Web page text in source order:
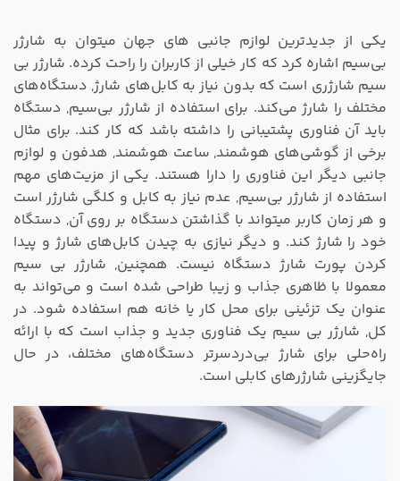
یکی از جدیدترین لوازم جانبی های جهان میتوان به شارژر
بی‌سیم اشاره کرد که کار خیلی از کاربران را راحت کرده. شارژر بی
سیم شارژری است که بدون نیاز به کابل‌های شارژ, دستگاه‌های
مختلف را شارژ می‌کند. برای استفاده از شارژر بی‌سیم, دستگاه
باید آن فناوری پشتیبانی را داشته باشد که کار کند. برای مثال
برخی از گوشی‌های هوشمند, ساعت هوشمند, هدفون و لوازم
جانبی دیگر این فناوری را دارا هستند. یکی از مزیت‌های مهم
استفاده از شارژر بی‌سیم, عدم نیاز به کابل‌ و کلگی شارژر است
و هر زمان کاربر میتواند با گذاشتن دستگاه‌ بر روی آن, دستگاه
خود را شارژ کند. و دیگر نیازی به چیدن کابل‌های شارژ و پیدا
کردن پورت شارژ دستگاه نیست. همچنین, شارژر بی سیم
معمولا با ظاهری جذاب و زیبا طراحی شده است و می‌تواند به
عنوان یک تزئینی برای محل کار یا خانه هم استفاده شود. در
کل, شارژر بی سیم یک فناوری جدید و جذاب است که با ارائه
راه‌حلی برای شارژ بی‌دردسرتر دستگاه‌های مختلف، در حال
جایگزینی شارژرهای کابلی است.